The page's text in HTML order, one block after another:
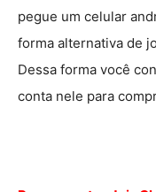
pegue um celular
forma alternativa de
Dessa forma você
conta nele para